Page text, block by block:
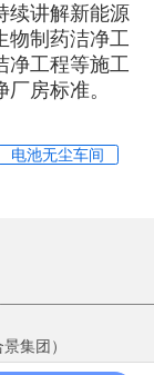
续讲解新能源
物制药洁净工
净工程等施工
房标准。
电池无尘车间
集团）